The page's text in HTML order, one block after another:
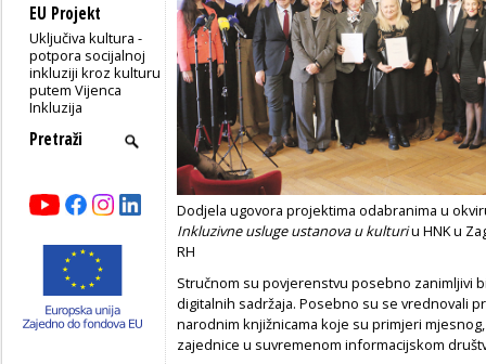
EU Projekt
Uključiva kultura -
potpora socijalnoj
inkluziji kroz kulturu
putem Vijenca
Inkluzija
Dodjela ugovora projektima odabranima u
Inkluzivne usluge ustanova u kulturiu HNK u
RH
Stručnom su povjerenstvu posebno zanimljivi
digitalnih sadržaja. Posebno su se vrednovali
narodnim knjižnicama koje su primjeri
zajednice u suvremenom informacijskom